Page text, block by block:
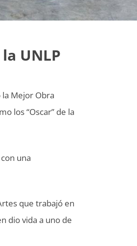
UNLP
Mejor Obra
los “Oscar” de la
una
que trabajó en
dio vida a uno de